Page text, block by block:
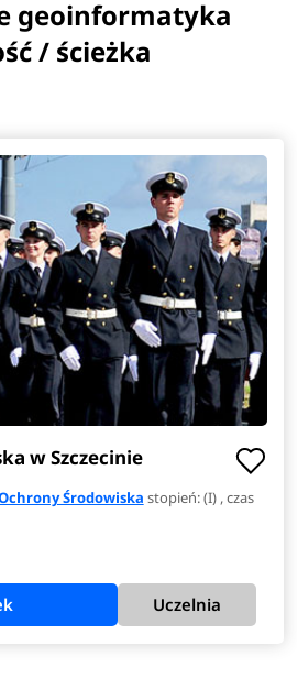
geoinformatyka
/ ścieżka
w Szczecinie
Środowiska stopień: (I) , czas
Uczelnia